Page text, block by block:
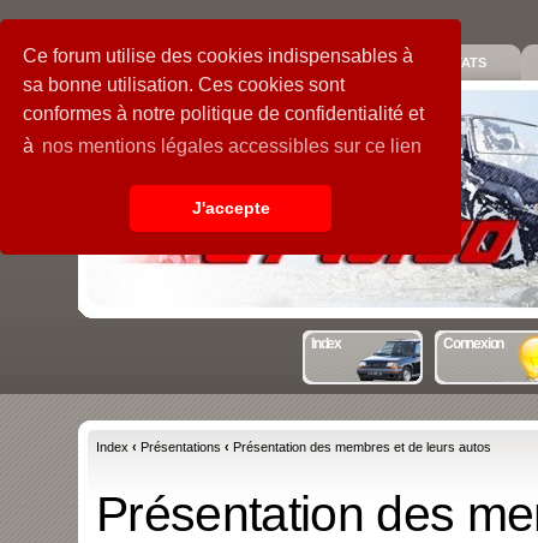
Ce forum utilise des cookies indispensables à
sa bonne utilisation. Ces cookies sont
conformes à notre politique de confidentialité et
à nos mentions légales accessibles sur ce lien
J'accepte
PIECES GALERIE GUIDE STATS
Index Connexion
Index ‹ Présentations ‹ Présentation des membres et de leurs autos
Présentation des